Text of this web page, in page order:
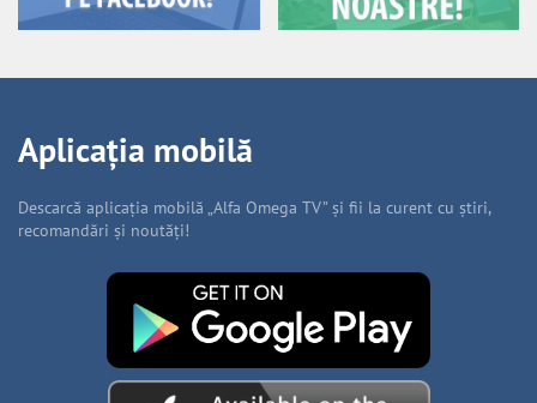
Aplicația mobilă
Descarcă aplicația mobilă „Alfa Omega TV” și fii la curent cu știri,
recomandări și noutăți!